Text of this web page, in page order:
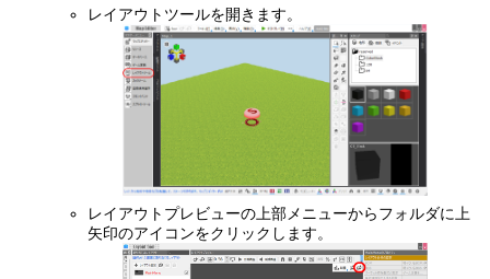
レイアウトツールを開きます。
レイアウトプレビューの上部メニューからフォルダに上
矢印のアイコンをクリックします。